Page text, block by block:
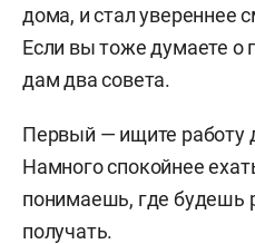
дома, и стал увереннее
Если вы тоже думаете о
дам два совета.
Первый — ищите работу
Намного спокойнее
понимаешь, где будешь
получать.